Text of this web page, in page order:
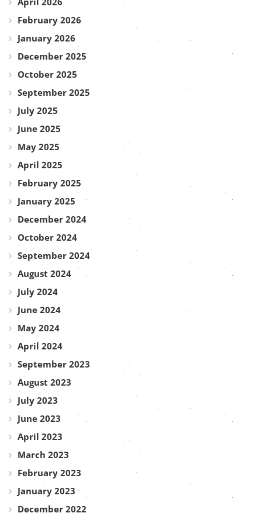
February 2026
January 2026
December 2025
October 2025
September 2025
July 2025
June 2025
May 2025
April 2025
February 2025
January 2025
December 2024
October 2024
September 2024
August 2024
July 2024
June 2024
May 2024
April 2024
September 2023
August 2023
July 2023
June 2023
April 2023
March 2023
February 2023
January 2023
December 2022